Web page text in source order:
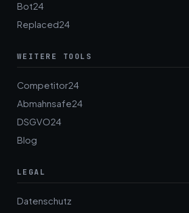
Bot24
Replaced24
WEITERE TOOLS
Competitor24
Abmahnsafe24
DSGVO24
Blog
LEGAL
Datenschutz